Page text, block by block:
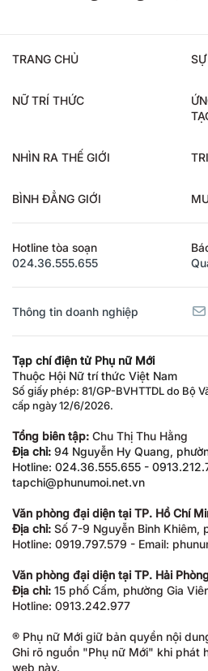
TRANG CHỦ
NỮ TRÍ THỨC
NHÌN RA THẾ GIỚI
BÌNH ĐẲNG GIỚI
Hotline tòa soạn
024.36.555.655
Thông tin doanh nghiệp
Tạp chí điện tử Phụ nữ Mới
Thuộc Hội Nữ trí thức Việt Nam
Số giấy phép: 81/GP-BVHTTDL do Bộ
cấp ngày 12/6/2026.
Tổng biên tập: Chu Thị Thu Hằng
Địa chỉ: 94 Nguyễn Hy Quang,
Hotline: 024.36.555.655 -
tapchi@phunumoi.net.vn
Văn phòng đại diện tại TP. Hồ Chí
Địa chỉ: Số 7-9 Nguyễn Bỉnh Khiêm,
Hotline: 0919.797.579 - Email:
Văn phòng đại diện tại TP. Hải
Địa chỉ: 15 phố Cấm, phường Gia
Hotline: 0913.242.977
® Phụ nữ Mới giữ bản quyền nội
Ghi rõ nguồn "Phụ nữ Mới" khi phát
web này.